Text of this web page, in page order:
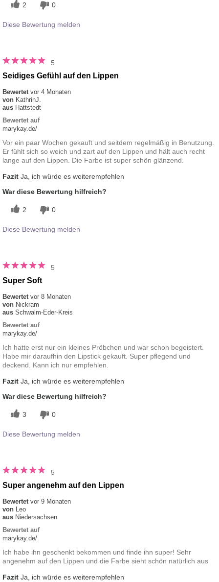
2 0
Diese Bewertung melden
5
Seidiges Gefühl auf den Lippen
Bewertet vor 4 Monaten
von KathrinJ.
aus Hattstedt
Bewertet auf
marykay.de/
Vor ein paar Wochen gekauft und seitdem regelmäßig in Benutzung.
Er fühlt sich so weich und zart auf den Lippen und hält auch recht
lange auf den Lippen. Die Farbe ist super schön glänzend.
Fazit Ja, ich würde es weiterempfehlen
War diese Bewertung hilfreich?
2 0
Diese Bewertung melden
5
Super Soft
Bewertet vor 8 Monaten
von Nickram
aus Schwalm-Eder-Kreis
Bewertet auf
marykay.de/
Ich hatte erst nur ein kleines Pröbchen und war schon begeistert.
Habe mir daraufhin den Lipstick gekauft. Super pflegend und
deckend. Kann ich nur empfehlen.
Fazit Ja, ich würde es weiterempfehlen
War diese Bewertung hilfreich?
3 0
Diese Bewertung melden
5
Super angenehm auf den Lippen
Bewertet vor 9 Monaten
von Leo
aus Niedersachsen
Bewertet auf
marykay.de/
Ich habe ihn geschenkt bekommen und finde ihn super! Sehr
angenehm auf den Lippen und die Farbe sieht schön natürlich aus
Fazit Ja, ich würde es weiterempfehlen